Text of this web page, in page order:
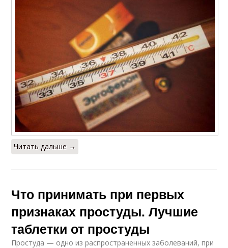
Читать дальше →
Что принимать при первых
признаках простуды. Лучшие
таблетки от простуды
Простуда — одно из распространенных заболеваний, при